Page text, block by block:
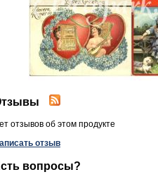
отзывов об этом продукте
отзыв
вопросы?